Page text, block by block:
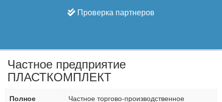
Проверка партнеров
Частное предприятие
ПЛАСТКОМПЛЕКТ
Полное
Частное торгово-производственное